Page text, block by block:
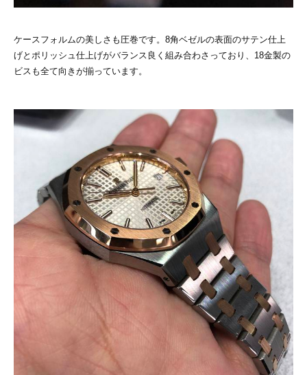
ケースフォルムの美しさも圧巻です。8角ベゼルの表面のサテン仕上
げとポリッシュ仕上げがバランス良く組み合わさっており、18金製の
ビスも全て向きが揃っています。